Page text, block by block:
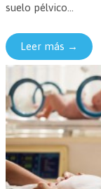
suelo pélvico...
Leer más →